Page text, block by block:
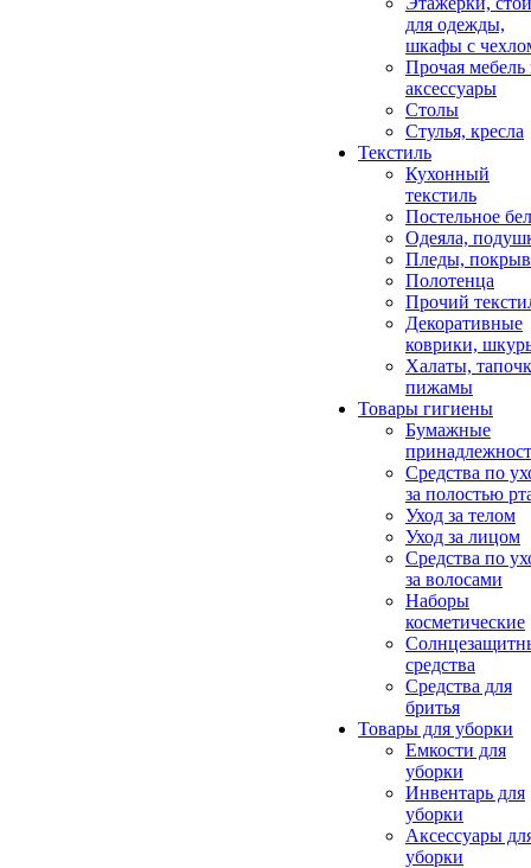
для одежды,
шкафы с
Прочая мебель
аксессуары
Столы
Стулья, кресла
Текстиль
Кухонный
текстиль
Постельное
Одеяла,
Пледы,
Полотенца
Прочий
Декоративные
коврики,
Халаты,
пижамы
Товары гигиены
Бумажные
Средства по
за полостью
Уход за телом
Уход за лицом
Средства по
за волосами
Наборы
косметические
средства
Средства для
бритья
Товары для уборки
Емкости для
уборки
Инвентарь для
уборки
Аксессуары
уборки